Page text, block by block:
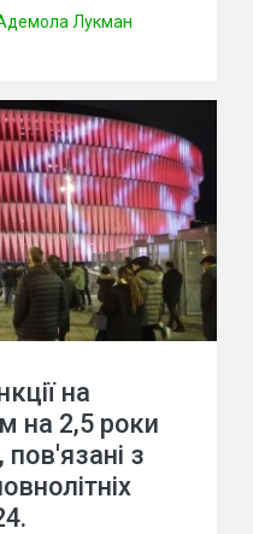
Лукман
на
на 2,5 роки
з